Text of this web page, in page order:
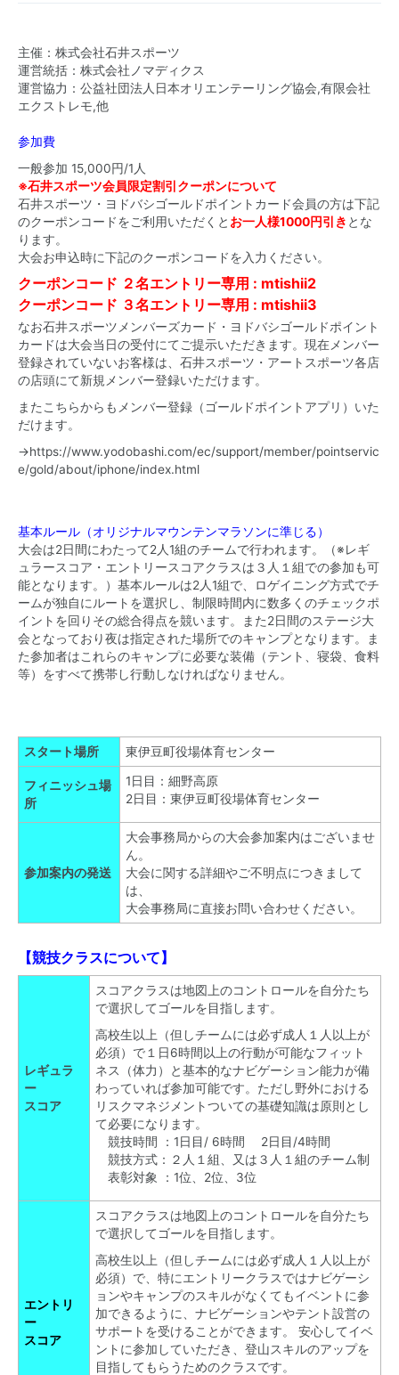
主催：株式会社石井スポーツ
運営統括：株式会社ノマディクス
運営協力：公益社団法人日本オリエンテーリング協会,有限会社
エクストレモ,他
参加費
一般参加 15,000円/1人
※石井スポーツ会員限定割引クーポンについて
石井スポーツ・ヨドバシゴールドポイントカード会員の方は下記
のクーポンコードをご利用いただくと お一人様1000円引き とな
ります。
大会お申込時に下記のクーポンコードを入力ください。
クーポンコード ２名エントリー専用 : mtishii2
クーポンコード ３名エントリー専用 : mtishii3
なお石井スポーツメンバーズカード・ヨドバシゴールドポイント
カードは大会当日の受付にてご提示いただきます。現在メンバー
登録されていないお客様は、石井スポーツ・アートスポーツ各店
の店頭にて新規メンバー登録いただけます。
またこちらからもメンバー登録（ゴールドポイントアプリ）いた
だけます。
→https://www.yodobashi.com/ec/support/member/pointservic
e/gold/about/iphone/index.html
基本ルール（オリジナルマウンテンマラソンに準じる）
大会は2日間にわたって2人1組のチームで行われます。（※レギ
ュラースコア・エントリースコアクラスは３人１組での参加も可
能となります。）基本ルールは2人1組で、ロゲイニング方式でチ
ームが独自にルートを選択し、制限時間内に数多くのチェックポ
イントを回りその総合得点を競います。また2日間のステージ大
会となっており夜は指定された場所でのキャンプとなります。ま
た参加者はこれらのキャンプに必要な装備（テント、寝袋、食料
等）をすべて携帯し行動しなければなりません。
スタート場所 東伊豆町役場体育センター
フィニッシュ場
所
1日目：細野高原
2日目：東伊豆町役場体育センター
参加案内の発送
大会事務局からの大会参加案内はございませ
ん。
大会に関する詳細やご不明点につきまして
は、
大会事務局に直接お問い合わせください。
【競技クラスについて】
レギュラ
ー
スコア
スコアクラスは地図上のコントロールを自分たち
で選択してゴールを目指します。
高校生以上（但しチームには必ず成人１人以上が
必須）で１日6時間以上の行動が可能なフィット
ネス（体力）と基本的なナビゲーション能力が備
わっていれば参加可能です。ただし野外における
リスクマネジメントついての基礎知識は原則とし
て必要になります。
競技時間 ：1日目/ 6時間 2日目/4時間
競技方式：２人１組、又は３人１組のチーム制
表彰対象 ：1位、2位、3位
エントリ
ー
スコア
スコアクラスは地図上のコントロールを自分たち
で選択してゴールを目指します。
高校生以上（但しチームには必ず成人１人以上が
必須）で、特にエントリークラスではナビゲーシ
ョンやキャンプのスキルがなくてもイベントに参
加できるように、ナビゲーションやテント設営の
サポートを受けることができます。 安心してイベ
ントに参加していただき、登山スキルのアップを
目指してもらうためのクラスです。